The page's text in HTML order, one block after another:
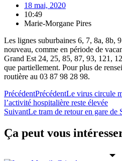
18 mai, 2020
10:49
Marie-Morgane Pires
Les lignes suburbaines 6, 7, 8a, 8b,
nouveau, comme en période de
Grand Est 24, 25, 85, 87, 93, 121,
que partiellement. Pour plus de
routière au 03 87 98 28 98.
PrécédentPrécédentLe virus circule
l’activité hospitalière reste élevée
SuivantLe tram de retour en gare de
Ça peut vous